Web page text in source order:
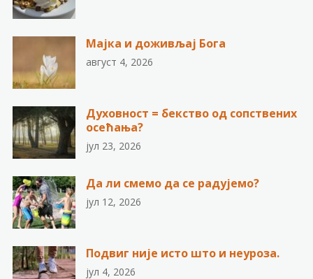
Мајка и доживљај Бога
август 4, 2026
Духовност = бекство од сопствених
осећања?
јул 23, 2026
Да ли смемо да се радујемо?
јул 12, 2026
Подвиг није исто што и неуроза.
јул 4, 2026